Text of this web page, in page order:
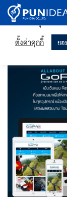
Skipเราใช้คุกกี้ในเว็บ
มากที่สุดโดยจดจ
แสดงว่าคุณยินยอ
ตั้งค่าคุกกี้ ยอ